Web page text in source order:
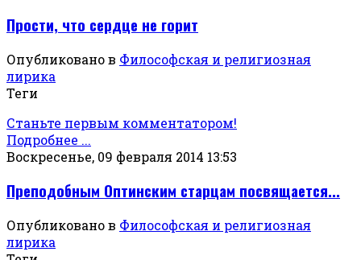
Прости, что сердце не горит
Опубликовано в Философская и религиозная
лирика
Теги
Станьте первым комментатором!
Подробнее ...
Воскресенье, 09 февраля 2014 13:53
Преподобным Оптинским старцам посвящается...
Опубликовано в Философская и религиозная
лирика